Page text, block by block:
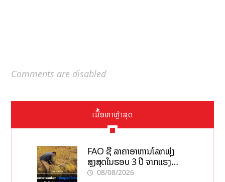
Comments are disabled
ເນື້ອຫາຫຼ້າສຸດ
FAO ຊີ້ ລາຄາອາຫານໂລກພຸ່ງ
ສູງສຸດໃນຮອບ 3 ປີ ຈາກແຮງ
ກົດດັນຂອງສົງຄາມ, El nino
08/08/2026